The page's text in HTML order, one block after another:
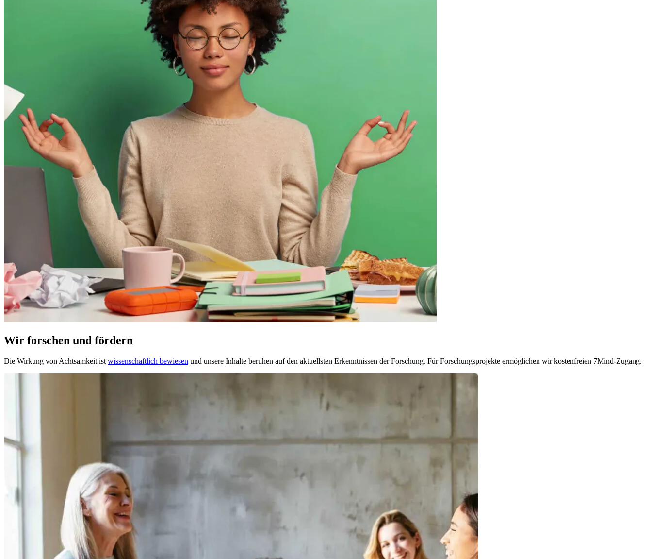
Wir forschen und fördern
Die Wirkung von Achtsamkeit ist wissenschaftlich bewiesen und unsere Inhalte beruhen auf den aktuellsten Erkenntnissen der Forschung. Für Forschungsprojekte ermöglichen wir kostenfreien 7Mind-Zugang.